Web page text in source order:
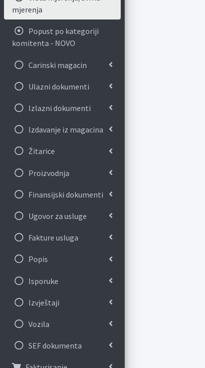
mjerenja
Popust po kategoriji
komitenta - NOVO
Carinski magacin
Ulazni dokumenti
Izlazni dokumenti
Izdavanje iz magacina
Žitarice
Proizvodnja
Finansijski dokumenti
Ugovor za usluge
Fakture usluga
Popis
Isporuke
Izvještaji
Vozila
SEF dokumenta